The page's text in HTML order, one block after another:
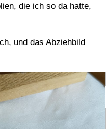
die ich so da hatte,
und das Abziehbild